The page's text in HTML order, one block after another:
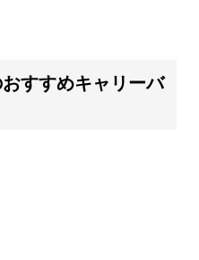
すすめキャリーバ